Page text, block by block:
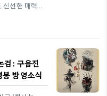
선한 매력을
약사가 빙형을
적인 사조 시리
신만만하고
, 겉으로는 어
고수 황약사
의 가장 인상적
검: 구음진
봉 방영소식